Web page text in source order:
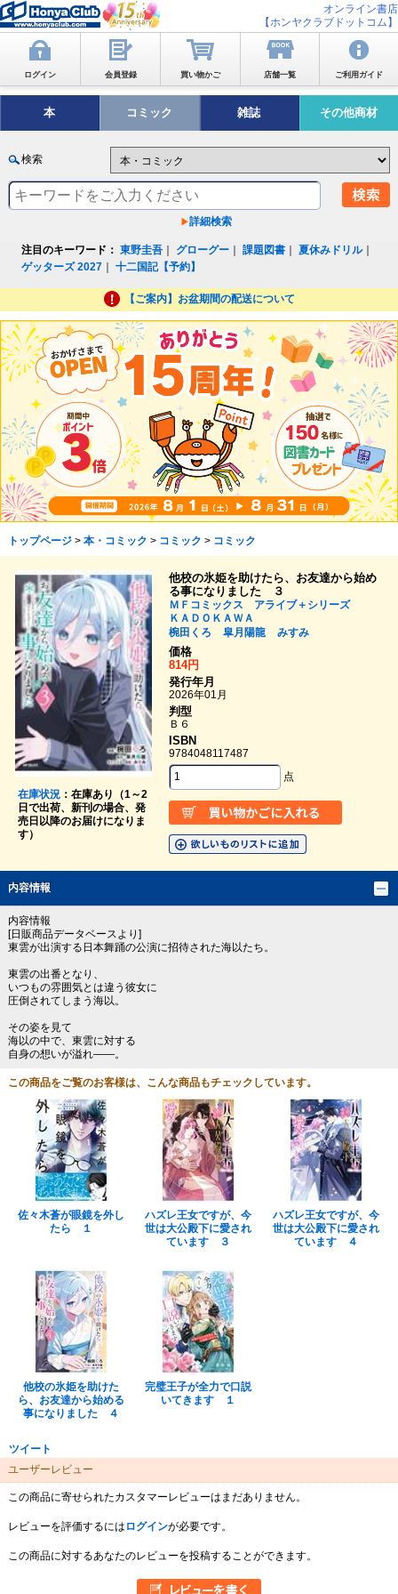
オンライン書店
【ホンヤクラブドットコム】
ログイン 会員登録 買い物かご 店舗一覧 ご利用ガイド
本 コミック 雑誌 その他商材
検索
詳細検索
注目のキーワード： 東野圭吾 グローグー ｜課題図書 ｜夏休みドリル｜
ゲッターズ 2027 ｜十二国記【予約】
【ご案内】お盆期間の配送について
トップページ> 本・コミック > コミック > コミック
在庫状況：在庫あり（1～2
日で出荷、新刊の場合、発
売日以降のお届けになりま
す）
他校の氷姫を助けたら、お友達から始め
る事になりました ３
ＭＦコミックス アライブ＋シリーズ
ＫＡＤＯＫＡＷＡ
椀田くろ
皐月陽龍
みすみ
価格
814円
発行年月
2026年01月
判型
Ｂ６
ISBN
9784048117487
点
内容情報
内容情報
[日販商品データベースより]
東雲が出演する日本舞踊の公演に招待された海以たち。
東雲の出番となり、
いつもの雰囲気とは違う彼女に
圧倒されてしまう海以。
その姿を見て
海以の中で、東雲に対する
自身の想いが溢れ――。
この商品をご覧のお客様は、こんな商品もチェックしています。
佐々木蒼が眼鏡を外し
たら １
ハズレ王女ですが、今
世は大公殿下に愛され
ています ３
ハズレ王女ですが、今
世は大公殿下に愛され
ています ４
他校の氷姫を助けた
ら、お友達から始める
事になりました ４
完璧王子が全力で口説
いてきます １
ツイート
ユーザーレビュー
この商品に寄せられたカスタマーレビューはまだありません。
レビューを評価するには ログインが必要です。
この商品に対するあなたのレビューを投稿することができます。